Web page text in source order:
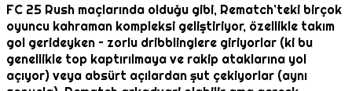
FC 25 Rush maçlarında olduğu gibi, Rematch’teki birçok
oyuncu kahraman kompleksi geliştiriyor, özellikle takım
gol gerideyken – zorlu dribblinglere giriyorlar (ki bu
genellikle top kaptırılmaya ve rakip ataklarına yol
açıyor) veya absürt açılardan şut çekiyorlar (aynı